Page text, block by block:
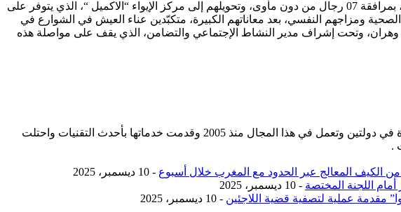
المتنقلة للمصلحة المساعدة الإجتماعية الإستعجالية، ليلة أول أمس خلال دورياتها الليلية التي جابت شوارع وأحياء المدينة، بمرافقة 07 رجال من دون مأوى، وتحويلهم إلى مركز الإيواء “الاكميل “، الذي يتوفر على
ومزاجهم النفسي، بعد معاناتهم الكبيرة، متكبّدين عناء العيش في الشوارع في
وهران، وتحت إشراف مدير النشاط الإجتماعي والتضامن، الذي يقف على مواصلة هذه
مؤسسة رسمية تابعه لوزارة التجارة والصناعة بسجل تجاري رقم 392254 متواجدة في دولتين وتعمل في هذا المجال منذ 2005 وقدمت خدماتها بأحدث التقنيات واحتلت
.
- 10 ديسمبر، 2025
اللجنة المختصة - 10 ديسمبر، 2025
مقدمة عملية لتصفية قضية اللاجئين - 10 ديسمبر، 2025